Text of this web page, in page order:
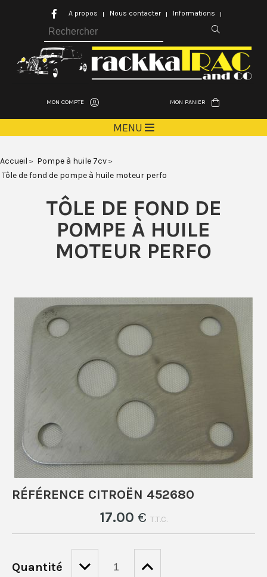
MON COMPTE MON PANIER
MENU
Accueil
Pompe à huile 7cv
Tôle de fond de pompe à huile moteur perfo
TÔLE DE FOND DE
POMPE À HUILE
MOTEUR PERFO
RÉFÉRENCE CITROËN 452680
17.00 € T.T.C.
Quantité
A propos Nous contacter Informations